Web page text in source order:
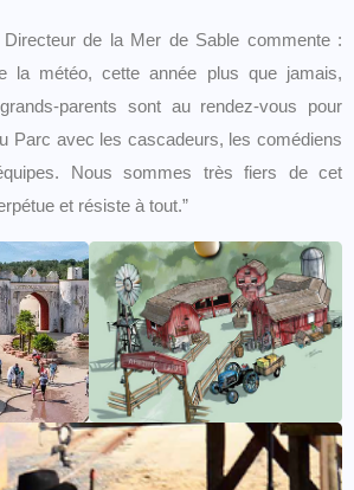
Directeur de la Mer de Sable commente :
la météo, cette année plus que jamais,
parents sont au rendez-vous pour
Parc avec les cascadeurs, les comédiens
Nous sommes très fiers de cet
et résiste à tout.”